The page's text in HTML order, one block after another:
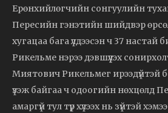
Ерөнхийлөгчийн сонгуулийн
Пересийн гэнэтийн шийдвэр
хугацаа бага үлдээсэн ч 37 настай
Рикельме нэрээ дэвшүүлэх
Миятович Рикельмег ирээдүйтэй
үзэж байгаа ч одоогийн нөхцөлд
амаргүй тул түр хүлээх нь зүйтэй